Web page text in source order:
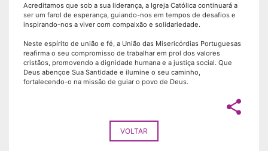
Acreditamos que sob a sua liderança, a Igreja Católica continuará a
ser um farol de esperança, guiando-nos em tempos de desafios e
inspirando-nos a viver com compaixão e solidariedade.
Neste espírito de união e fé, a União das Misericórdias Portuguesas
reafirma o seu compromisso de trabalhar em prol dos valores
cristãos, promovendo a dignidade humana e a justiça social. Que
Deus abençoe Sua Santidade e ilumine o seu caminho,
fortalecendo-o na missão de guiar o povo de Deus.
share
VOLTAR